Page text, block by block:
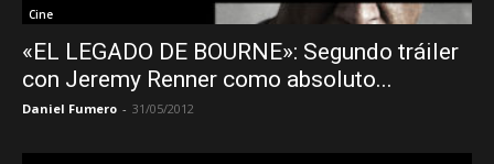
Cine
«EL LEGADO DE BOURNE»: Segundo tráiler
con Jeremy Renner como absoluto...
Daniel Fumero - 31/05/2012